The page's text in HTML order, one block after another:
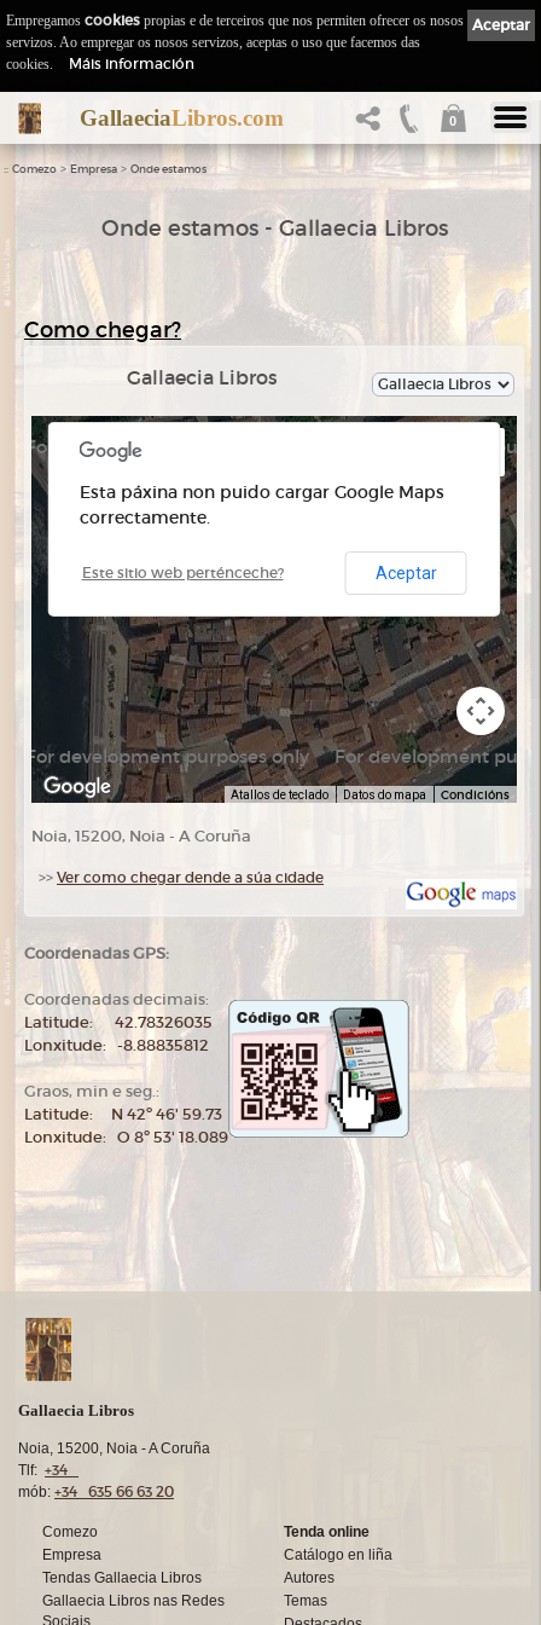
GallaeciaLibros.com 0
:: Comezo > Empresa > Onde estamos
Onde estamos - Gallaecia Libros
Como chegar?
Gallaecia Libros
For development
For development purposes only
For development purposes only
For development
Atallos de teclado Datos do mapa Condicións
Esta páxina non puido cargar Google Maps
correctamente.
Este sitio web perténceche? Aceptar
Noia, 15200, Noia - A Coruña
>> Ver como chegar dende a súa cidade
Coordenadas GPS:
Coordenadas decimais:
Latitude: 42.78326035
Lonxitude: -8.88835812
Graos, min e seg.:
Latitude: N 42º 46' 59.73
Lonxitude: O 8º 53' 18.089
Gallaecia Libros
Noia, 15200, Noia - A Coruña
Tlf: +34
mób: +34 635 66 63 20
Comezo
Empresa
Tendas Gallaecia Libros
Gallaecia Libros nas Redes
Tenda online
Catálogo en liña
Autores
Temas
Aceptar
Empregamos cookies propias e de terceiros que nos permiten ofrecer os nosos
servizos. Ao empregar os nosos servizos, aceptas o uso que facemos das
cookies.
Máis información